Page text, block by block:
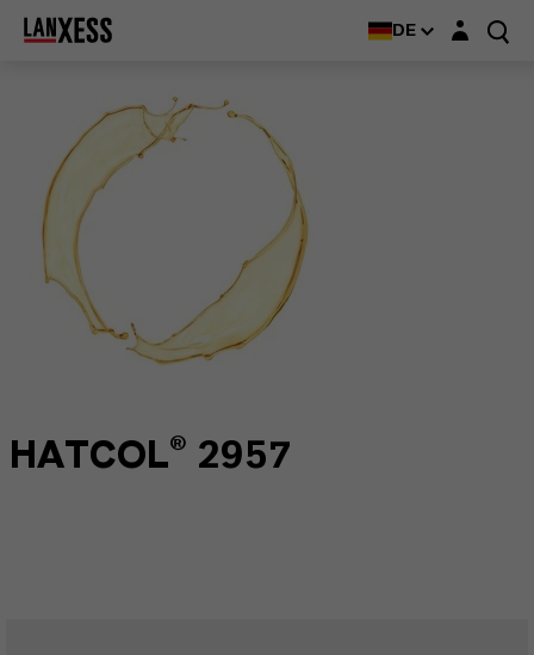
DE Login-Maske
HATCOL® 2957